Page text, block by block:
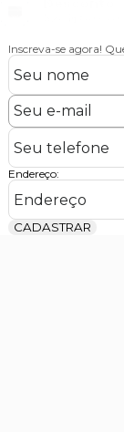
Inscreva-se agora!
Endereço:
CADASTRAR